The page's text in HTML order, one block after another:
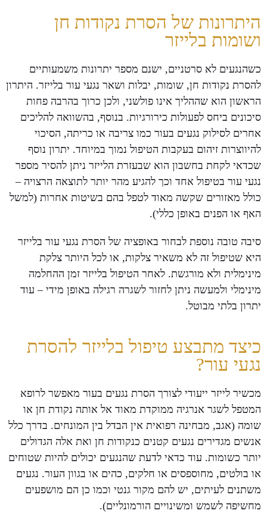
היתרונות של הסרת נקודות חן
ושומות בלייזר
כשהנגעים לא סרטניים, ישנם מספר יתרונות משמעותיים
להסרת נקודות חן, שומות, יבלות ושאר נגעי עור בלייזר. היתרון
הראשון הוא שההליך אינו פולשני, ולכן כרוך בהרבה פחות
סיכונים ביחס לפעולות כירורגיות. בנוסף, בהשוואה להליכים
אחרים לסילוק נגעים בעור כמו צריבה או כריתה, הסיכוי
להיווצרות זיהום בעקבות הטיפול נמוך במיוחד. יתרון נוסף
שכדאי לקחת בחשבון הוא שבעזרת הלייזר ניתן להסיר מספר
נגעי עור בטיפול אחד וכך להגיע מהר יותר לתוצאה הרצויה –
כולל מאזורים שקשה מאוד לטפל בהם בשיטות אחרות (למשל
האף או הפנים באופן כללי).
סיבה טובה נוספת לבחור באופציה של הסרת נגעי עור בלייזר
היא שטיפול זה לא משאיר צלקות, או לכל היותר צלקת
מינימלית ולא מורגשת. לאחר הטיפול בלייזר זמן ההחלמה
מינימלי ולמעשה ניתן לחזור לשגרה רגילה באופן מידי – עוד
יתרון בלתי מבוטל.
כיצד מתבצע טיפול בלייזר להסרת
נגעי עור?
מכשיר לייזר ייעודי לצורך הסרת נגעים בעור מאפשר לרופא
המטפל לשגר אנרגיה ממוקדת מאוד אל אותה נקודת חן או
שומה (אגב, מבחינה רפואית אין הבדל בין המונחים. בדרך כלל
אנשים מגדירים נגעים קטנים כנקודות חן ואת אלה הגדולים
יותר כשומות. עוד כדאי לדעת שהנגעים יכולים להיות שטוחים
או בולטים, מחוספסים או חלקים, כהים או בגוון העור. נגעים
משתנים לעיתים, יש להם מקור גנטי וכמו כן הם מושפעים
מחשיפה לשמש ומשינויים הורמונליים).